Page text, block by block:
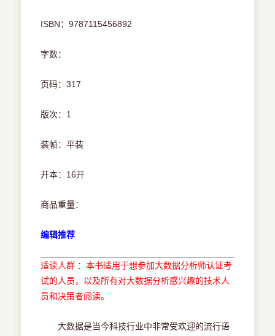
ISBN：9787115456892
字数：
页码：317
版次：1
装帧：平装
开本：16开
商品重量：
编辑推荐
适读人群 ：本书适用于想参加大数据分析师认证考
试的人员，以及所有对大数据分析感兴趣的技术人
员和决策者阅读。
大数据是当今科技行业中非常受欢迎的流行语